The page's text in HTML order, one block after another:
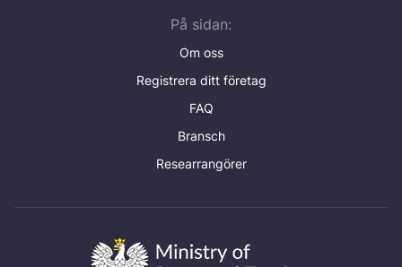
På sidan:
Om oss
Registrera ditt företag
FAQ
Bransch
Researrangörer